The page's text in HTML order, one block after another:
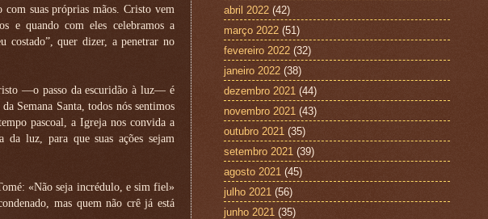
suas próprias mãos. Cristo vem
e quando com eles celebramos a
costado”, quer dizer, a penetrar no
—o passo da escuridão à luz— é
Semana Santa, todos nós sentimos
pascoal, a Igreja nos convida a
luz, para que suas ações sejam
«Não seja incrédulo, e sim fiel»
mas quem não crê já está
abril 2022 (42)
março 2022 (51)
fevereiro 2022 (32)
janeiro 2022 (38)
dezembro 2021 (44)
novembro 2021 (43)
outubro 2021 (35)
setembro 2021 (39)
agosto 2021 (45)
julho 2021 (56)
junho 2021 (35)